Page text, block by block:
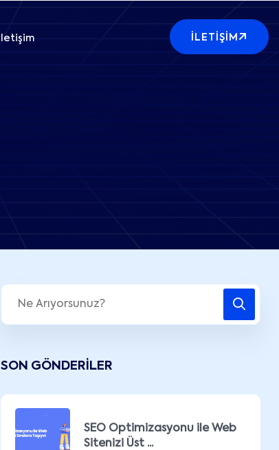
İletişim İLETIŞIM
SON GÖNDERILER
SEO Optimizasyonu ile Web
Sitenizi Üst ...